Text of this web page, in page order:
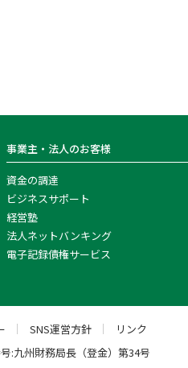
事業主・法人のお客様
資金の調達
ビジネスサポート
経営塾
法人ネットバンキング
電子記録債権サービス
SNS運営方針
リンク
九州財務局長（登金）第34号